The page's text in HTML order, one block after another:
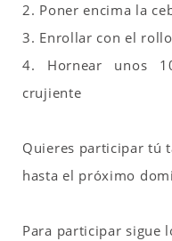
2. Poner encima la
3. Enrollar con el
4. Hornear unos
crujiente
Quieres participar tú
hasta el próximo
Para participar sigue